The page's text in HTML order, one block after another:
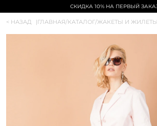
СКИДКА 10% НА ПЕРВЫЙ
< НАЗАД |ГЛАВНАЯ/КАТАЛОГ/ЖАКЕТЫ И ЖИЛЕТЫ